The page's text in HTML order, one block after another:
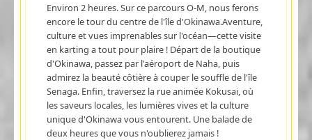
Environ 2 heures. Sur ce parcours O-M, nous ferons
encore le tour du centre de l'île d'Okinawa.Aventure,
culture et vues imprenables sur l'océan—cette visite
en karting a tout pour plaire ! Départ de la boutique
d'Okinawa, passez par l'aéroport de Naha, puis
admirez la beauté côtière à couper le souffle de l'île
Senaga. Enfin, traversez la rue animée Kokusai, où
les saveurs locales, les lumières vives et la culture
unique d'Okinawa vous entourent. Une balade de
deux heures que vous n'oublierez jamais !